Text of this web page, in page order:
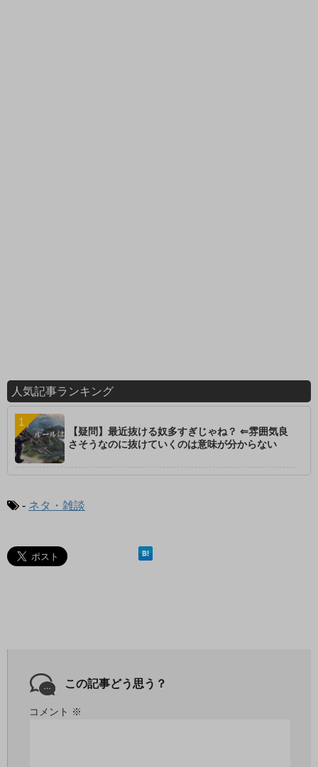
人気記事ランキング
【疑問】最近抜ける奴多すぎじゃね？ ⇐雰囲気良
さそうなのに抜けていくのは意味が分からない
- ネタ・雑談
この記事どう思う？
コメント ※